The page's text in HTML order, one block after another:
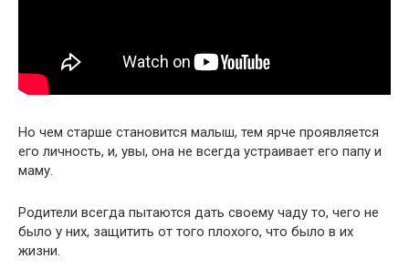
Но чем старше становится малыш, тем ярче проявляется
его личность, и, увы, она не всегда устраивает его папу и
маму.
Родители всегда пытаются дать своему чаду то, чего не
было у них, защитить от того плохого, что было в их
жизни.